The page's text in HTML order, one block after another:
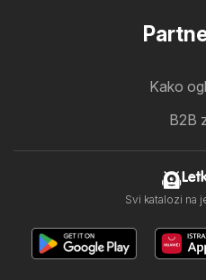
Kako
B2B
Svi katalozi na